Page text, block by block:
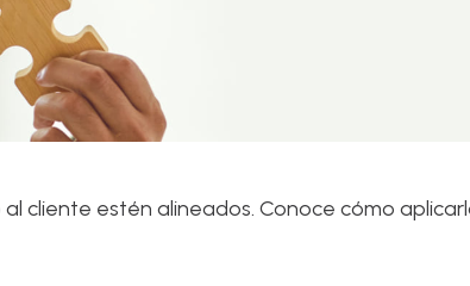
cliente estén alineados. Conoce cómo